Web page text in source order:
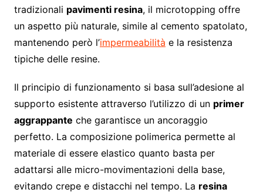
tradizionali pavimenti resina, il microtopping offre
un aspetto più naturale, simile al cemento spatolato,
mantenendo però l’impermeabilità e la resistenza
tipiche delle resine.
Il principio di funzionamento si basa sull’adesione al
supporto esistente attraverso l’utilizzo di un primer
aggrappante che garantisce un ancoraggio
perfetto. La composizione polimerica permette al
materiale di essere elastico quanto basta per
adattarsi alle micro-movimentazioni della base,
evitando crepe e distacchi nel tempo. La resina